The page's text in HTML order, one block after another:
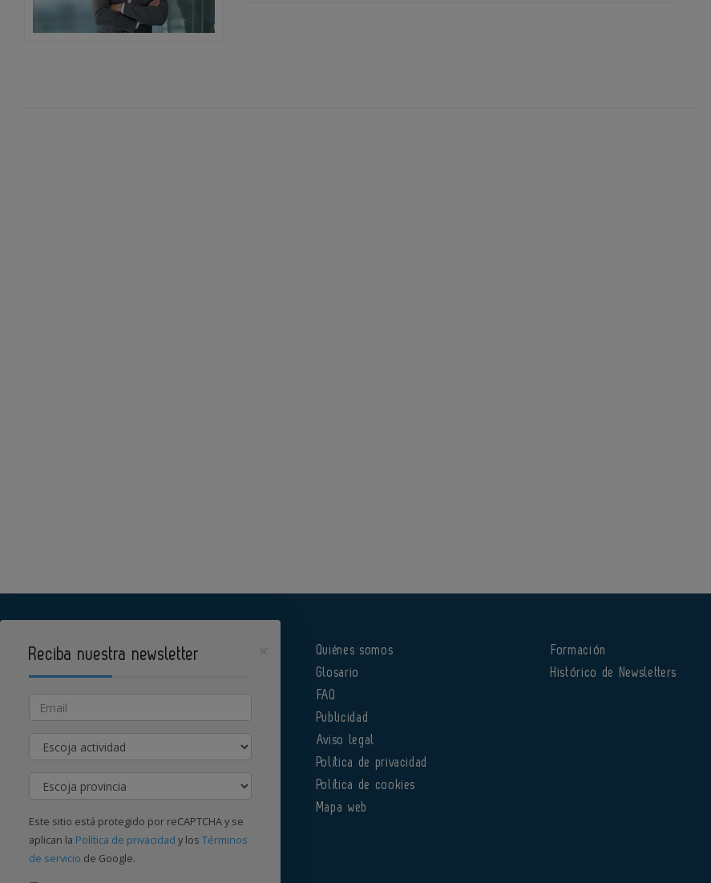
Órgano institucional de la AEFI
Contacte con nosotros
Quiénes somos
Glosario
FAQ
Publicidad
Aviso legal
Política de privacidad
Política de cookies
Mapa web
Formación
Histórico de Newsletters
Reciba nuestra newsletter
Email
Actividad
Provincia
Este sitio está protegido por reCAPTCHA y se
aplican la Política de privacidad y los Términos
de servicio de Google.